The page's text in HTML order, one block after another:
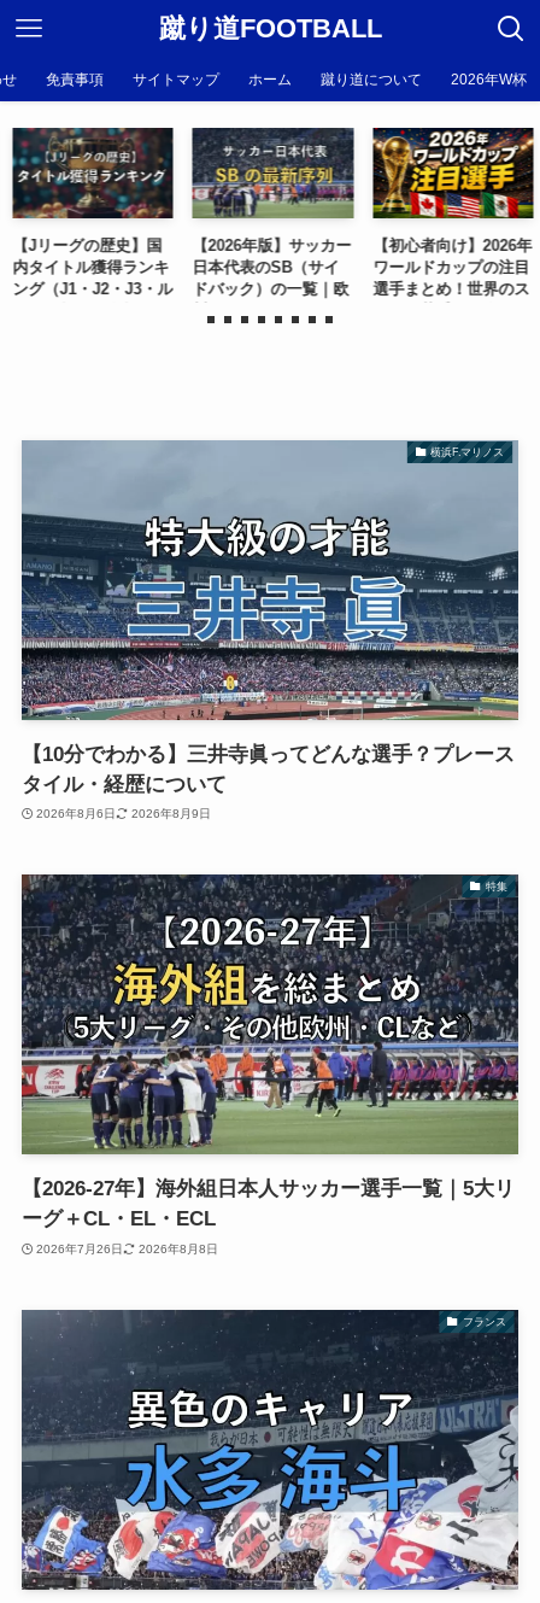
蹴り道FOOTBALL
免責事項 サイトマップ ホーム 蹴り道について 2026年W杯
【Jリーグの歴史】国
内タイトル獲得ランキ
ング（J1・J2・J3・ル
【2026年版】サッカー
日本代表のSB（サイ
ドバック）の一覧｜欧
【初心者向け】2026年
ワールドカップの注目
選手まとめ！世界のス
横浜F.マリノス
【10分でわかる】三井寺眞ってどんな選手？プレース
タイル・経歴について
2026年8月6日 2026年8月9日
特集
【2026-27年】海外組日本人サッカー選手一覧｜5大リ
ーグ＋CL・EL・ECL
2026年7月26日 2026年8月8日
フランス